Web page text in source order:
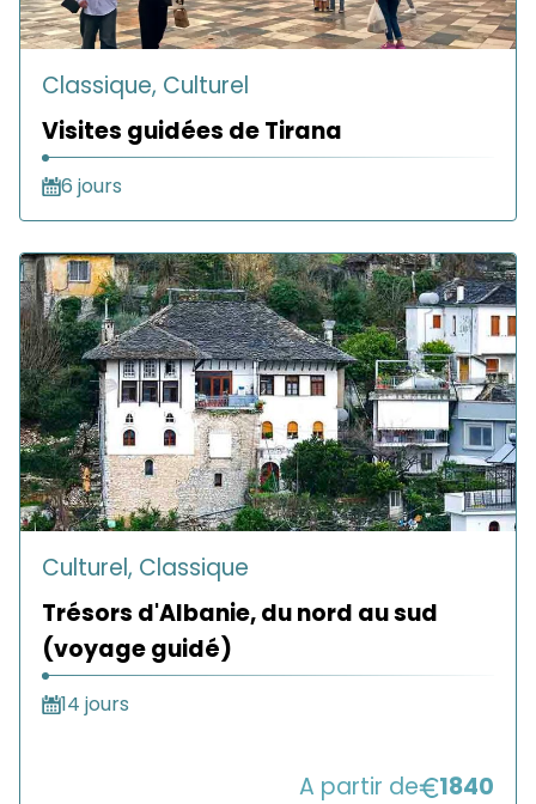
Classique, Culturel
Visites guidées de Tirana
6 jours
Culturel, Classique
Trésors d'Albanie, du nord au sud
(voyage guidé)
14 jours
A partir de 1840